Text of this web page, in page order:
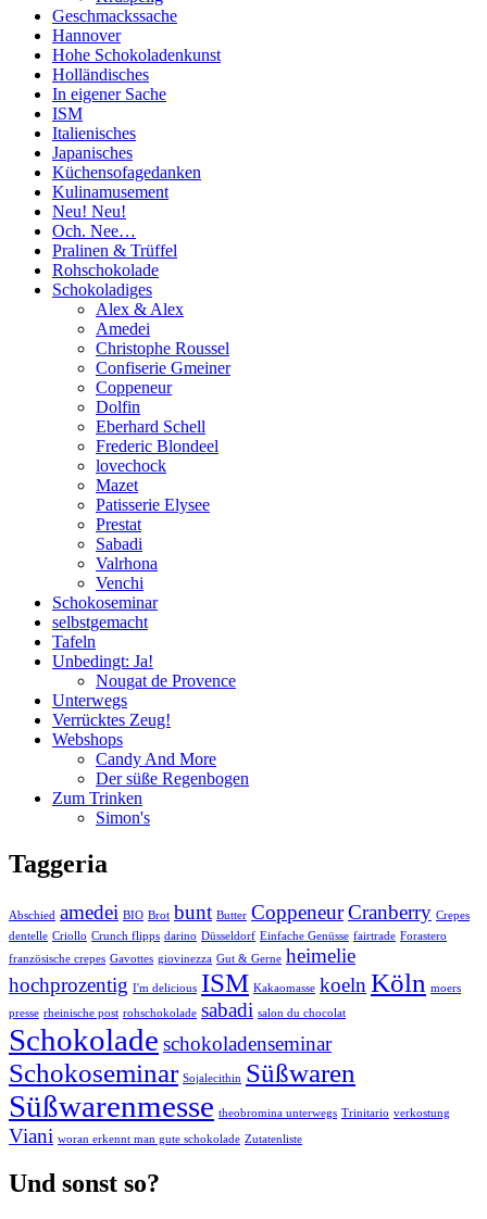
Geschmackssache
Hannover
Hohe Schokoladenkunst
Holländisches
In eigener Sache
ISM
Italienisches
Japanisches
Küchensofagedanken
Kulinamusement
Neu! Neu!
Och. Nee…
Pralinen & Trüffel
Rohschokolade
Schokoladiges
Alex & Alex
Amedei
Christophe Roussel
Confiserie Gmeiner
Coppeneur
Dolfin
Eberhard Schell
Frederic Blondeel
lovechock
Mazet
Patisserie Elysee
Prestat
Sabadi
Valrhona
Venchi
Schokoseminar
selbstgemacht
Tafeln
Unbedingt: Ja!
Nougat de Provence
Unterwegs
Verrücktes Zeug!
Webshops
Candy And More
Der süße Regenbogen
Zum Trinken
Simon's
Taggeria
Abschied amedei BIO Brot bunt Butter CoppeneurCranberry Crepes
dentelle Criollo Crunch flipps darino Düsseldorf Einfache Genüsse fairtrade Forastero
französische crepes Gavottes giovinezza Gut & Gerne heimelie
hochprozentig I'm delicious ISM Kakaomasse koeln Köln moers
presse rheinische post rohschokolade sabadi salon du chocolat
Schokolade schokoladenseminar
Schokoseminar Sojalecithin Süßwaren
Süßwarenmesse theobromina unterwegs Trinitario verkostung
Viani woran erkennt man gute schokolade Zutatenliste
Und sonst so?